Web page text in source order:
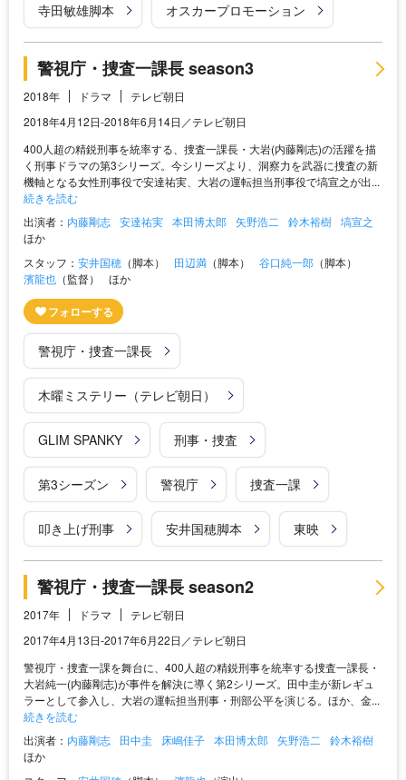
寺田敏雄脚本 オスカープロモーション
警視庁・捜査一課長 season3
2018年 ドラマ
テレビ朝日
2018年4月12日‐2018年6月14日／テレビ朝日
400人超の精鋭刑事を統率する、捜査一課長・大岩(内藤剛志)の活躍を描
く刑事ドラマの第3シリーズ。今シリーズより、洞察力を武器に捜査の新
機軸となる女性刑事役で安達祐実、大岩の運転担当刑事役で塙宣之が出...
続きを読む
出演者： 内藤剛志 安達祐実 本田博太郎 矢野浩二 鈴木裕樹 塙宣之
ほか
スタッフ： 安井国穂 （脚本） 田辺満 （脚本） 谷口純一郎 （脚本）
濱龍也 （監督） ほか
警視庁・捜査一課長
木曜ミステリー（テレビ朝日）
GLIM SPANKY 刑事・捜査
第3シーズン 警視庁 捜査一課
叩き上げ刑事 安井国穂脚本 東映
警視庁・捜査一課長 season2
2017年 ドラマ
テレビ朝日
2017年4月13日‐2017年6月22日／テレビ朝日
警視庁・捜査一課を舞台に、400人超の精鋭刑事を統率する捜査一課長・
大岩純一(内藤剛志)が事件を解決に導く第2シリーズ。田中圭が新レギュ
ラーとして参入し、大岩の運転担当刑事・刑部公平を演じる。ほか、金...
続きを読む
出演者： 内藤剛志 田中圭 床嶋佳子 本田博太郎 矢野浩二 鈴木裕樹
ほか